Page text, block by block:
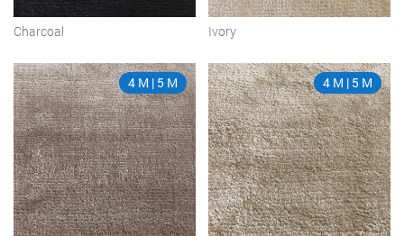
Charcoal Ivory
4 M | 5 M 4 M | 5 M